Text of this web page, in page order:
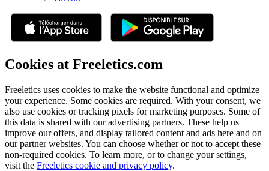
Cookies at Freeletics.com
Freeletics uses cookies to make the website functional and optimize
your experience. Some cookies are required. With your consent, we
also use cookies or tracking pixels for marketing purposes. Some of
this data is shared with our advertising partners. These help us
improve our offers, and display tailored content and ads here and on
our partner websites. You can choose whether or not to accept these
non-required cookies. To learn more, or to change your settings,
visit the Freeletics cookie and privacy policy.